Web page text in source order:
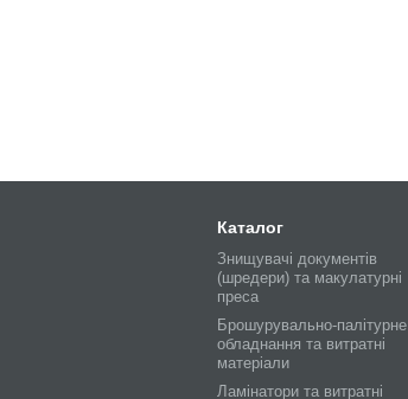
Каталог
Знищувачі документів
(шредери) та макулатурні
преса
Брошурувально-палітурне
обладнання та витратні
матеріали
Ламінатори та витратні